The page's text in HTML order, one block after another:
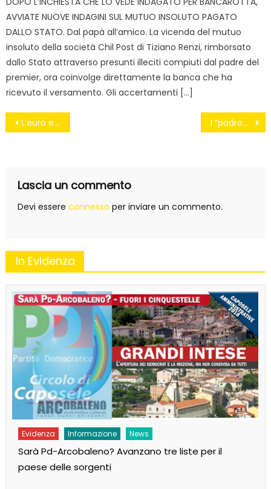
AVVIATE NUOVE INDAGINI SUL MUTUO INSOLUTO PAGATO
DALLO STATO. Dal papà all’amico. La vicenda del mutuo
insoluto della società Chil Post di Tiziano Renzi, rimborsato
dallo Stato attraverso presunti illeciti compiuti dal padre del
premier, ora coinvolge direttamente la banca che ha
ricevuto il versamento. Gli accertamenti […]
Navigazione
L’euro e la strage delle imprese #fuoridalleuro I “padroni” a Firenze “Manca soltanto la destra americana”
Lascia un commento
Devi essere connesso per inviare un commento.
In Evidenza
Evidenza Informazione News
Sarà Pd-Arcobaleno? Avanzano tre liste per il
paese delle sorgenti